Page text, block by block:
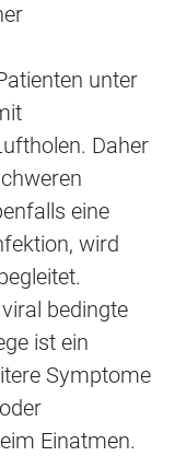
unter
Daher
eine
wird
bedingte
ist ein
Symptome
Einatmen.